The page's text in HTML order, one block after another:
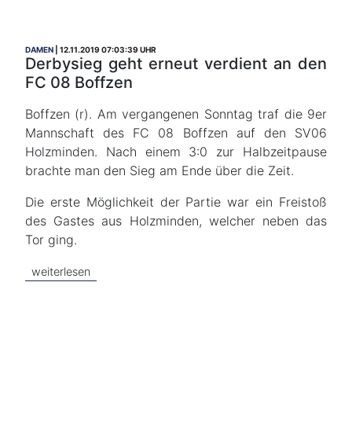
DAMEN 12.11.2019 07:03:39 UHR
Derbysieg geht erneut verdient an den
FC 08 Boffzen
Boffzen (r). Am vergangenen Sonntag traf die 9er
Mannschaft des FC 08 Boffzen auf den SV06
Holzminden. Nach einem 3:0 zur Halbzeitpause
brachte man den Sieg am Ende über die Zeit.
Die erste Möglichkeit der Partie war ein Freistoß
des Gastes aus Holzminden, welcher neben das
Tor ging.
weiterlesen